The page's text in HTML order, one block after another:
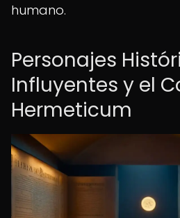
humano.
Personajes
Influyentes y el
Hermeticum